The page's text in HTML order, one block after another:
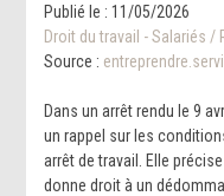
Publié le :11/05/2026
Droit du travail - Salariés /
Source :
Dans un arrêt rendu le 9
un rappel sur les
arrêt de travail. Elle
donne droit à un